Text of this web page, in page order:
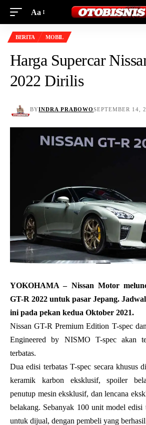
Aa
BERITA MOBIL
Harga Supercar
2022 Dirilis
BYINDRA PRABOWOSEPTEMBER 14,
YOKOHAMA – Nissan Motor
GT-R 2022 untuk pasar Jepang.
ini pada pekan kedua Oktober 2021.
Nissan GT-R Premium Edition T-spec
Engineered by NISMO T-spec akan
terbatas.
Dua edisi terbatas T-spec secara khusus
keramik karbon eksklusif, spoiler
penutup mesin eksklusif, dan lencana
belakang. Sebanyak 100 unit model edisi
untuk dijual, dengan pembeli yang